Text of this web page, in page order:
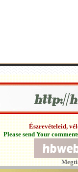
Észrevételeid,
Please send Your